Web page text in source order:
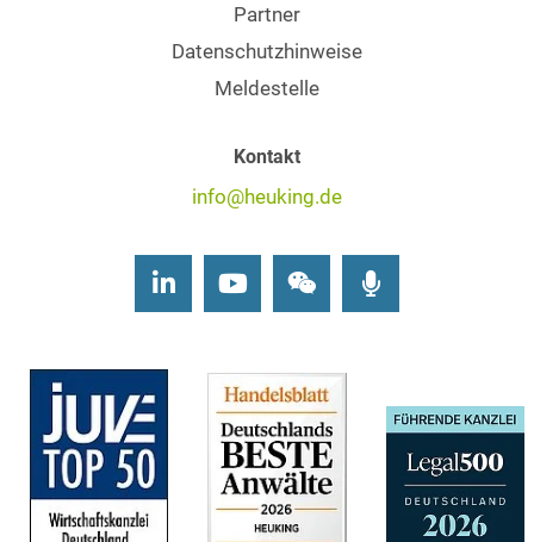
Partner
Datenschutzhinweise
Meldestelle
Kontakt
info@heuking.de
LinkedInYoutubeWechat